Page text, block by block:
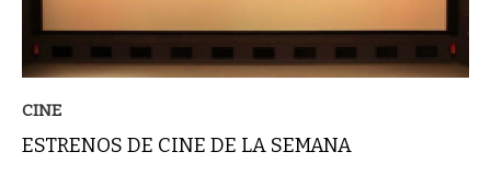
CINE
ESTRENOS DE CINE DE LA SEMANA